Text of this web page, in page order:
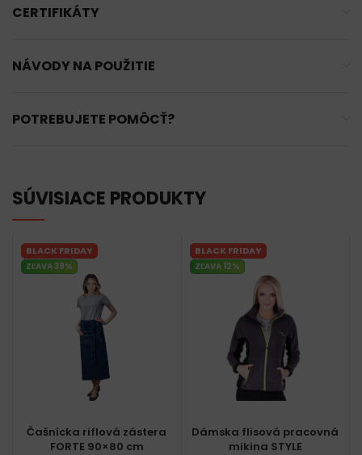
CERTIFIKÁTY
NÁVODY NA POUŽITIE
POTREBUJETE POMÔCŤ?
SÚVISIACE PRODUKTY
BLACK FRIDAY
ZĽAVA 39%
Čašnícka riflová zástera
FORTE 90×80 cm
BLACK FRIDAY
ZĽAVA 12%
Dámska flisová pracovná
mikina STYLE